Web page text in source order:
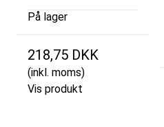
På lager
218,75 DKK
(inkl. moms)
Vis produkt